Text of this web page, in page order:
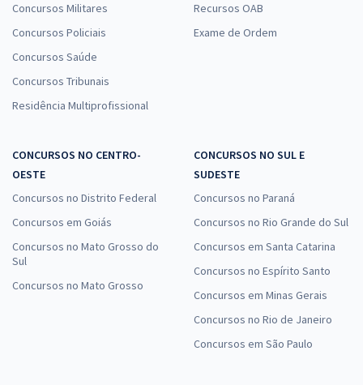
Concursos Militares
Concursos Policiais
Concursos Saúde
Concursos Tribunais
Residência Multiprofissional
Recursos OAB
Exame de Ordem
CONCURSOS NO CENTRO-
OESTE
Concursos no Distrito Federal
Concursos em Goiás
Concursos no Mato Grosso do
Sul
Concursos no Mato Grosso
CONCURSOS NO SUL E
SUDESTE
Concursos no Paraná
Concursos no Rio Grande do Sul
Concursos em Santa Catarina
Concursos no Espírito Santo
Concursos em Minas Gerais
Concursos no Rio de Janeiro
Concursos em São Paulo